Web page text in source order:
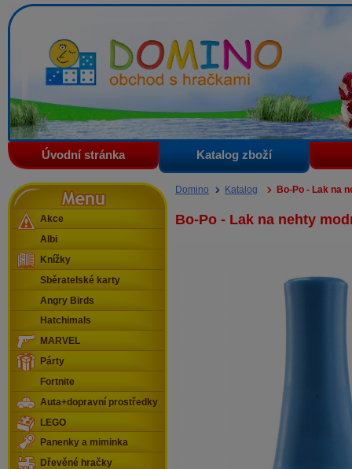
Domino - obchod s hračkami
Úvodní stránka Katalog zboží
Domino Katalog Bo-Po - Lak na
Bo-Po - Lak na nehty
Menu
Akce
Albi
Knížky
Sběratelské karty
Angry Birds
Hatchimals
MARVEL
Párty
Fortnite
Auta+dopravní prostředky
LEGO
Panenky a miminka
Dřevěné hračky